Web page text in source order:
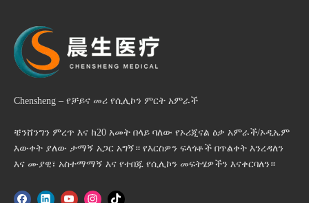
Chensheng – የቻይና መሪ የሲሊኮን ምርት አምራች
ቼንሸንግን ምረጥ እና ከ20 አመት በላይ ባለው የኦሪጂናል ዕቃ አምራች/ኦዲኤም
እውቀት ያለው ታማኝ አጋር አግኝ። የእርስዎን ፍላጎቶች በጥልቀት እንረዳለን
እና ሙያዊ፣ አስተማማኝ እና የተበጁ የሲሊኮን መፍትሄዎችን እናቀርባለን።